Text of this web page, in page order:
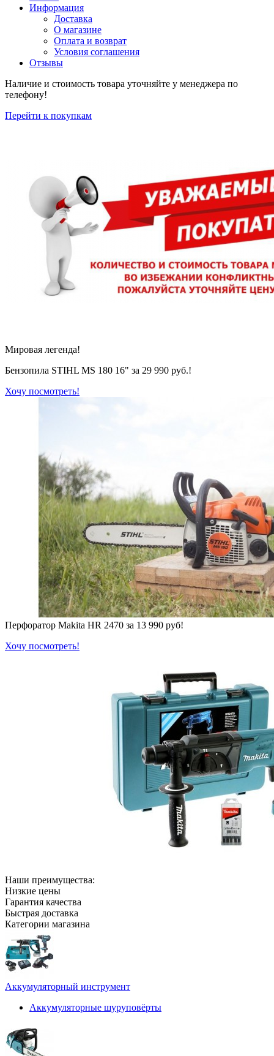
Информация
Доставка
О магазине
Оплата и возврат
Условия соглашения
Отзывы
Наличие и стоимость товара уточняйте у менеджера по
телефону!
Перейти к покупкам
Мировая легенда!
Бензопила STIHL MS 180 16" за 29 990 руб.!
Хочу посмотреть!
Перфоратор Makita HR 2470 за 13 990 руб!
Хочу посмотреть!
Наши преимущества:
Низкие цены
Гарантия качества
Быстрая доставка
Категории магазина
Аккумуляторный инструмент
Аккумуляторные шуруповёрты